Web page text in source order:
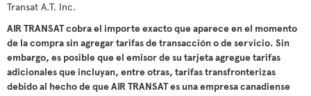
Transat A.T. Inc.
AIR TRANSAT cobra el importe exacto que aparece en el momento
de la compra sin agregar tarifas de transacción o de servicio. Sin
embargo, es posible que el emisor de su tarjeta agregue tarifas
adicionales que incluyan, entre otras, tarifas transfronterizas
debido al hecho de que AIR TRANSAT es una empresa canadiense